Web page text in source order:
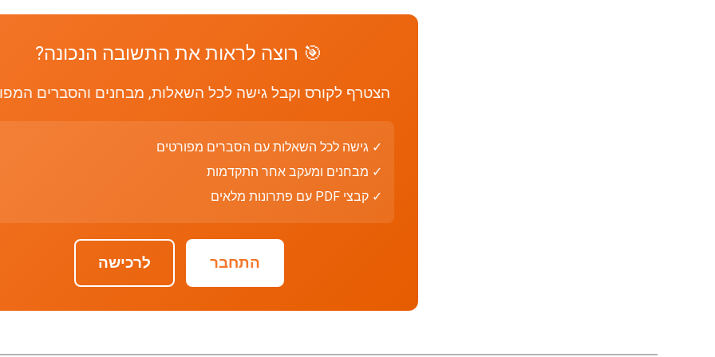
🎯 רוצה לראות את התשובה הנכונה?
הצטרף לקורס וקבל גישה לכל השאלות, מבחנים והסברים
✓ גישה לכל השאלות עם הסברים מפורטים
✓ מבחנים ומעקב אחר התקדמות
✓ קבצי PDF עם פתרונות מלאים
התחבר לרכישה